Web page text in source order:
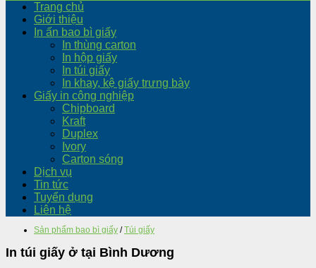
Trang chủ
Giới thiệu
In ấn bao bì giấy
In thùng carton
In hộp giấy
In túi giấy
In khay, kệ giấy trưng bày
Giấy in công nghiệp
Chipboard
Kraft
Duplex
Ivory
Carton sóng
Dịch vụ
Tin tức
Tuyển dụng
Liên hệ
Sản phẩm bao bì giấy / Túi giấy
In túi giấy ở tại Bình Dương